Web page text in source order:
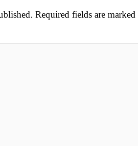
Required fields are marked